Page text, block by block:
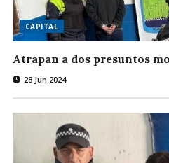
CAPITAL
Atrapan a dos presuntos
28 Jun 2024